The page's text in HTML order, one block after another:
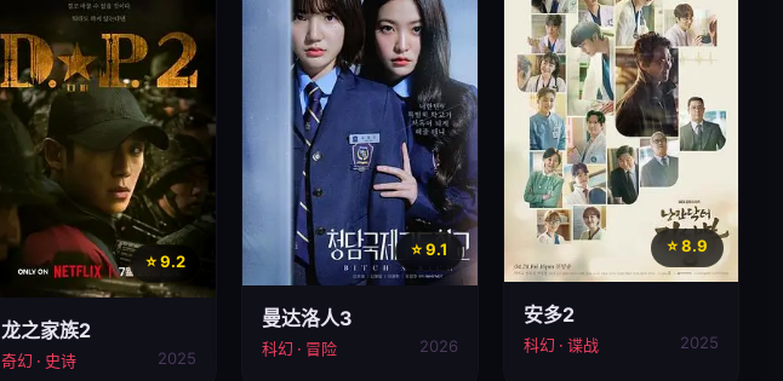
⭐ 9.2
龙之家族2
奇幻 · 史诗 2025
⭐ 9.1
曼达洛人3
科幻 · 冒险 2026
⭐ 8.9
安多2
科幻 · 谍战 2025